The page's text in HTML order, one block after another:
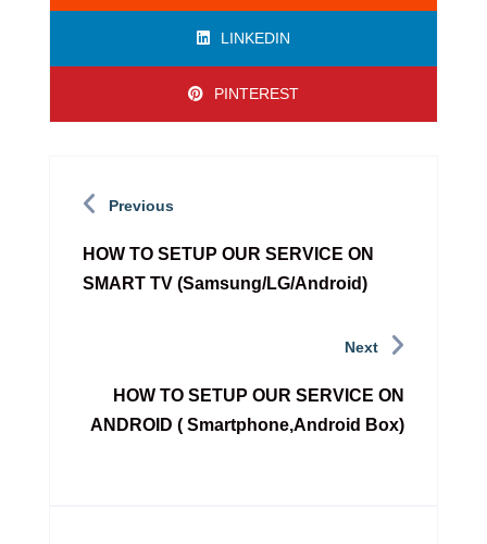
LINKEDIN
PINTEREST
Previous
HOW TO SETUP OUR SERVICE ON
SMART TV (Samsung/LG/Android)
Next
HOW TO SETUP OUR SERVICE ON
ANDROID ( Smartphone,Android Box)